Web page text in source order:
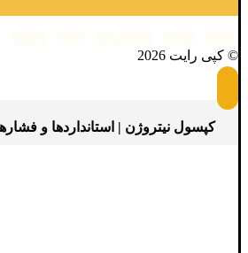
© کپی رایت 2026
کپسول نیتروژن | استانداردها و